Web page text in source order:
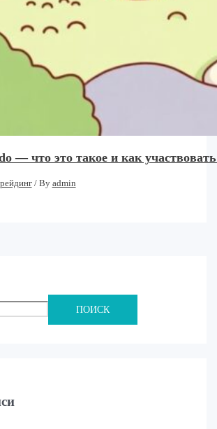
— что это такое и как участвовать
/ By admin
ПОИСК